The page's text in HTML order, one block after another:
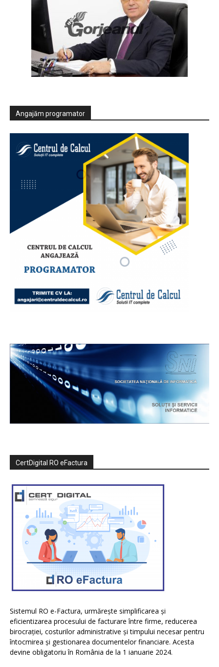
Angajăm programator
CertDigital RO eFactura
Sistemul RO e-Factura, urmărește simplificarea și
eficientizarea procesului de facturare între firme, reducerea
birocrației, costurilor administrative și timpului necesar pentru
întocmirea și gestionarea documentelor financiare. Acesta
devine obligatoriu în România de la 1 ianuarie 2024.